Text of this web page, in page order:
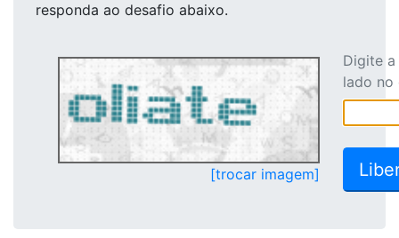
responda ao desafio abaixo.
[trocar imagem]
Digite
lado no